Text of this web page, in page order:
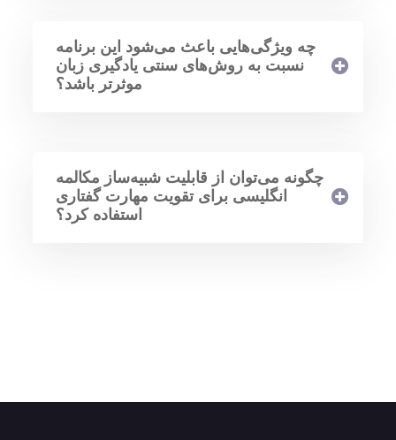
چه ویژگی‌هایی باعث می‌شود این برنامه
نسبت به روش‌های سنتی یادگیری زبان
موثرتر باشد؟
چگونه می‌توان از قابلیت شبیه‌ساز مکالمه
انگلیسی برای تقویت مهارت گفتاری
استفاده کرد؟